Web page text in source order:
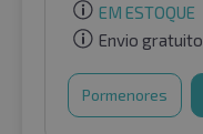
EM ESTOQUE
Envio gratuito
Pormenores